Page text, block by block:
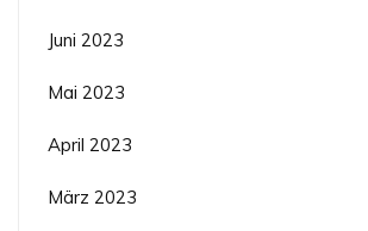
Juni 2023
Mai 2023
April 2023
März 2023